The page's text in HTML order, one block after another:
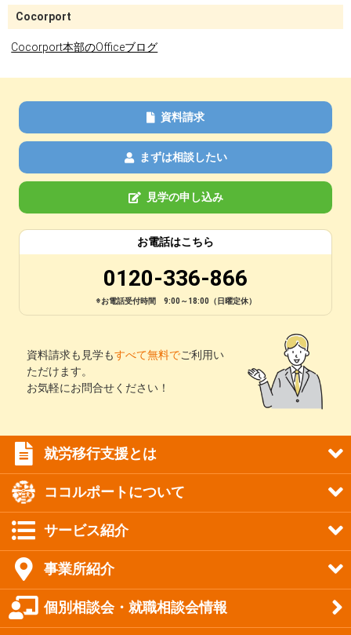
Cocorport
Cocorport本部のOfficeブログ
資料請求
まずは相談したい
見学の申し込み
お電話はこちら
0120-336-866
※お電話受付時間 9:00～18:00（日曜定休）
資料請求も見学もすべて無料でご利用い
ただけます。
お気軽にお問合せください！
就労移行支援とは
ココルポートについて
サービス紹介
事業所紹介
個別相談会・就職相談会情報